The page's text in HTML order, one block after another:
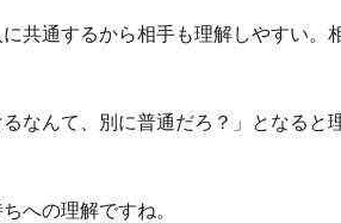
共通するから相手も理解しやすい。
るなんて、別に普通だろ？」となる
への理解ですね。